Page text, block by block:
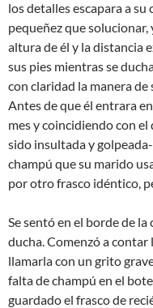
los detalles escapara a
pequeñez que solucionar,
altura de él y la distancia
sus pies mientras se
con claridad la manera
Antes de que él entrara
mes y coincidiendo con el
sido insultada y
champú que su marido
por otro frasco idéntico,
Se sentó en el borde de la
ducha. Comenzó a
llamarla con un grito
falta de champú en el
guardado el frasco de